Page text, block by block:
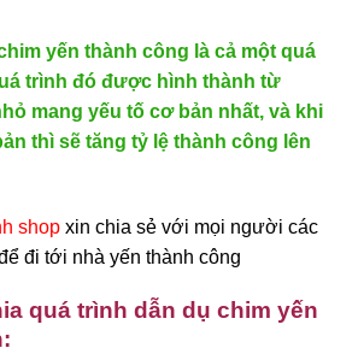
yến thành công là cả một quá
trình đó được hình thành từ
mang yếu tố cơ bản nhất, và khi
thì sẽ tăng tỷ lệ thành công lên
shop xin chia sẻ với mọi người các
đi tới nhà yến thành công
quá trình dẫn dụ chim yến